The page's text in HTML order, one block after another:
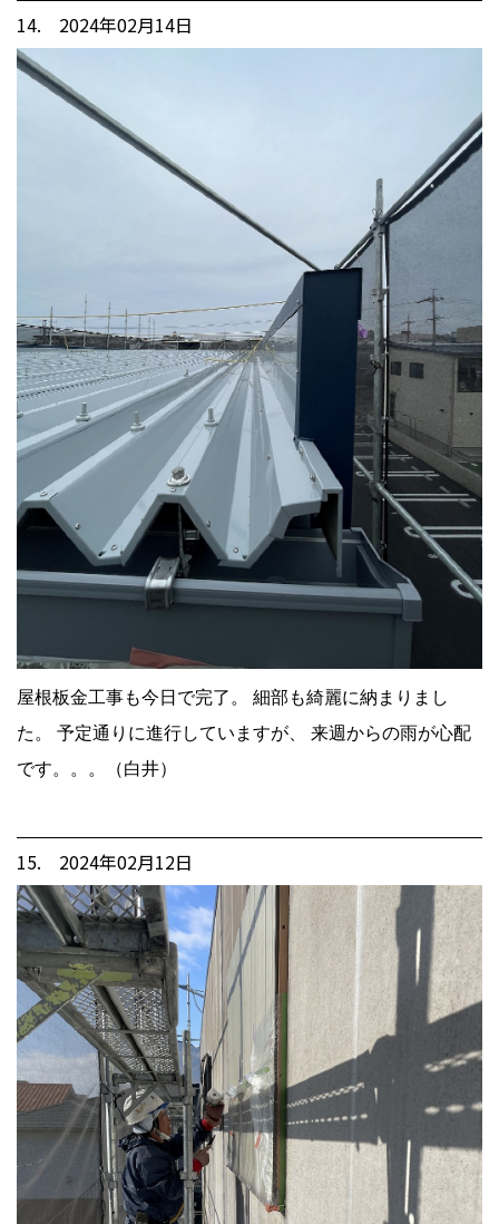
14. 2024年02月14日
屋根板金工事も今日で完了。 細部も綺麗に納まりまし
た。 予定通りに進行していますが、 来週からの雨が心配
です。。。（白井）
15. 2024年02月12日